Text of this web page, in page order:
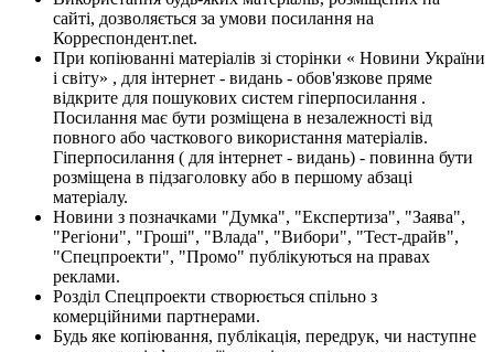
сайті, дозволяється за умови посилання на
Корреспондент.net.
При копіюванні матеріалів зі сторінки « Новини України
і світу» , для інтернет - видань - обов'язкове пряме
відкрите для пошукових систем гіперпосилання .
Посилання має бути розміщена в незалежності від
повного або часткового використання матеріалів.
Гіперпосилання ( для інтернет - видань) - повинна бути
розміщена в підзаголовку або в першому абзаці
матеріалу.
Новини з позначками "Думка", "Експертиза", "Заява",
"Регіони", "Гроші", "Влада", "Вибори", "Тест-драйв",
"Спецпроекти", "Промо" публікуються на правах
реклами.
Розділ Спецпроекти створюється спільно з
комерційними партнерами.
Будь яке копіювання, публікація, передрук, чи наступне